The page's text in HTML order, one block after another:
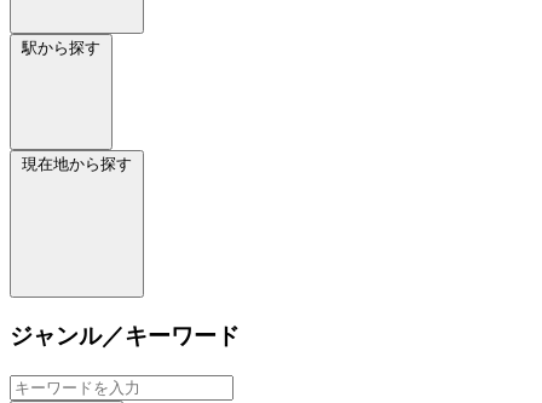
駅から探す
現在地から探す
ジャンル／キーワード